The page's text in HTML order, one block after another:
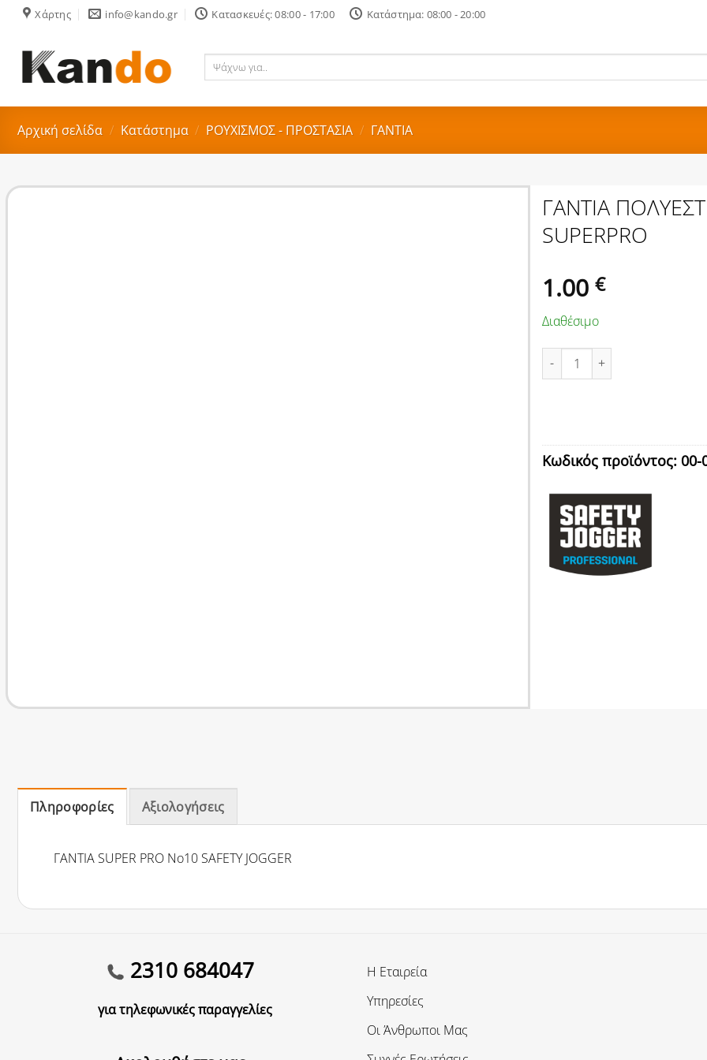
Skip
content
Χάρτης info@kando.gr Κατασκευές: 08:00 - 17:00 Κατάστημα: 08:00 - 20:00
Ψάχνω
Αρχική σελίδα / Κατάστημα / ΡΟΥΧΙΣΜΟΣ - ΠΡΟΣΤΑΣΙΑ / ΓΑΝΤΙΑ
ΓΑΝΤΙΑ
SUPERPRO
1.00 €
Διαθέσιμο
ΓΑΝΤΙΑ ΠΟΛΥΕΣΤΕΡΑ No10
Κωδικός προϊόντος: 00-
Πληροφορίες Αξιολογήσεις
ΓΑΝΤΙΑ SUPER PRO No10 SAFETY JOGGER
2310 684047
για τηλεφωνικές παραγγελίες
Η Εταιρεία
Υπηρεσίες
Οι Άνθρωποι Μας